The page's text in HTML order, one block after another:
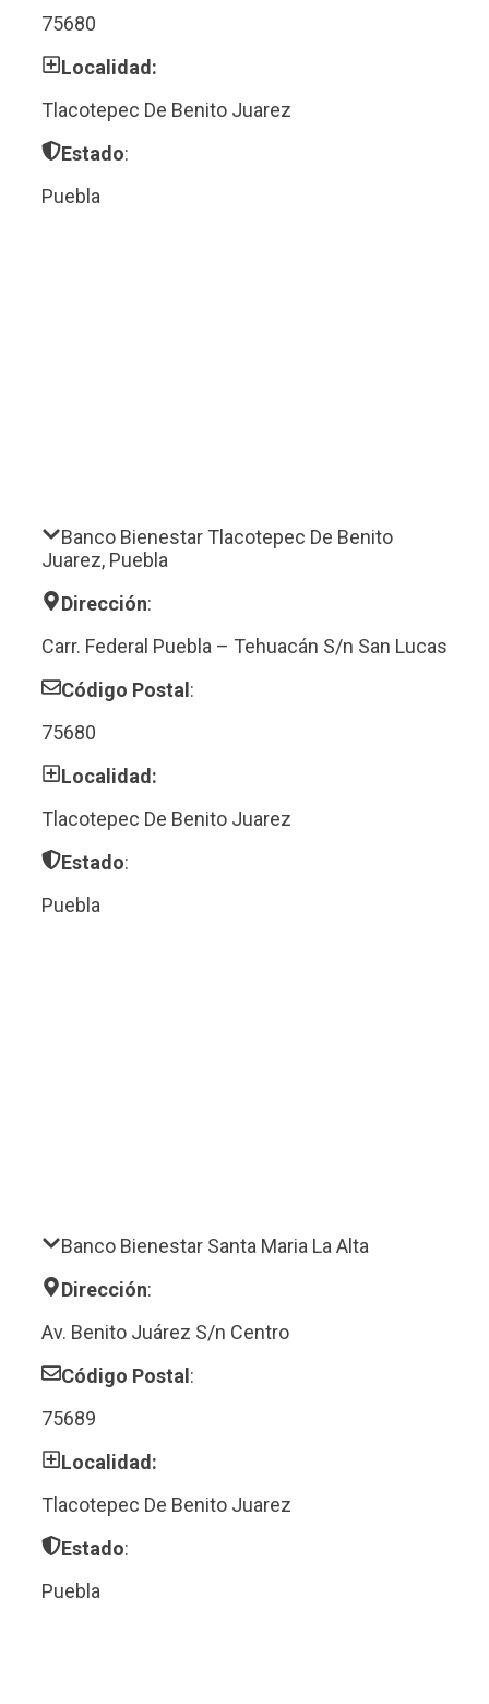
75680
Localidad:
Tlacotepec De Benito Juarez
Estado:
Puebla
Banco Bienestar Tlacotepec De Benito
Juarez, Puebla
Dirección:
Carr. Federal Puebla – Tehuacán S/n San Lucas
Código Postal :
75680
Localidad:
Tlacotepec De Benito Juarez
Estado:
Puebla
Banco Bienestar Santa Maria La Alta
Dirección:
Av. Benito Juárez S/n Centro
Código Postal :
75689
Localidad:
Tlacotepec De Benito Juarez
Estado:
Puebla